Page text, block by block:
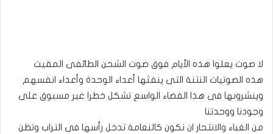
لا صوت يعلوا هذه الأيام فوق صوت الشحن الطائفى المقيت
هذه الصوتيات النتنة التى ينفثها أعداء الوحدة وأعداء انفسهم
وينشرونها فى هذا الفضاء الواسع تشكل خطرا غير مسبوق على
وجودنا ووحدتنا
من الغباء والانتحار ان نكون كالنعامة تدخل رأسها فى التراب وتظن